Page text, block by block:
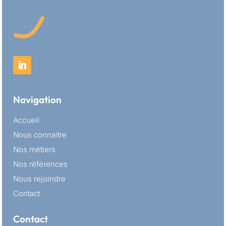
Navigation
Accueil
Nous connaitre
Nos métiers
Nos références
Nous rejoindre
Contact
Contact